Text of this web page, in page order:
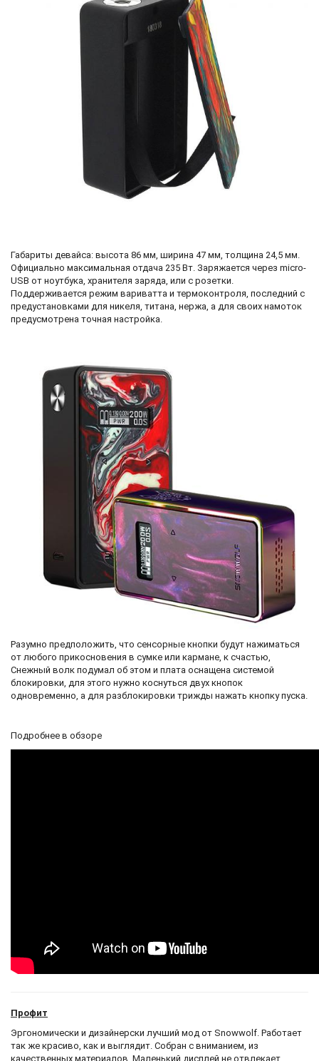
Габариты девайса: высота 86 мм, ширина 47 мм, толщина 24,5 мм.
Официально максимальная отдача 235 Вт. Заряжается через micro-
USB от ноутбука, хранителя заряда, или с розетки.
Поддерживается режим вариватта и термоконтроля, последний с
предустановками для никеля, титана, нержа, а для своих намоток
предусмотрена точная настройка.
Разумно предположить, что сенсорные кнопки будут нажиматься
от любого прикосновения в сумке или кармане, к счастью,
Снежный волк подумал об этом и плата оснащена системой
блокировки, для этого нужно коснуться двух кнопок
одновременно, а для разблокировки трижды нажать кнопку пуска.
Подробнее в обзоре
Профит
Эргономически и дизайнерски лучший мод от Snowwolf. Работает
так же красиво, как и выглядит. Собран с вниманием, из
качественных материалов. Маленький дисплей не отвлекает.